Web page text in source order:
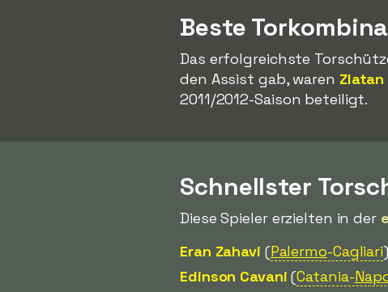
Beste
Das erfolgreichste
den Assist gab, waren Zlatan
2011/2012-Saison beteiligt.
Schnellster
Diese Spieler erzielten in der
Eran Zahavi (Palermo-Cagliari)
Edinson Cavani (Catania-